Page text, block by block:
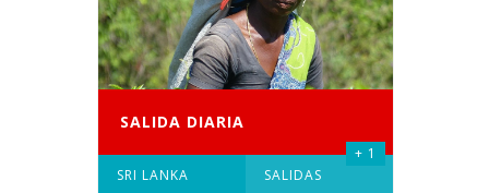
SALIDA DIARIA
SRI LANKA
SALIDAS
+ 1